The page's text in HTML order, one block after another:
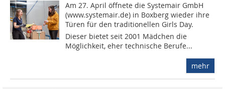
Am 27. April öffnete die Systemair GmbH
(www.systemair.de) in Boxberg wieder ihre
Türen für den traditionellen Girls Day.
Dieser bietet seit 2001 Mädchen die
Möglichkeit, eher technische Berufe...
mehr